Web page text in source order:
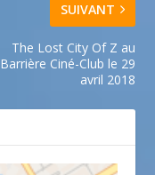
SUIVANT
The Lost City Of Z au
Barrière Ciné-Club le 29
avril 2018